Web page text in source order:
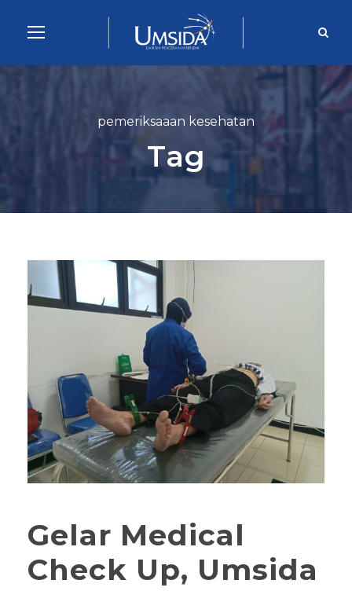
pemeriksaaan kesehatan
Tag
Gelar Medical
Check Up, Umsida